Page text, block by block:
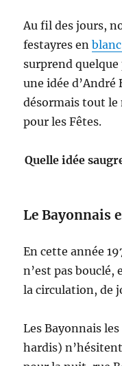
Au fil des jours,
festayres en
surprend quelque
une idée
désormais tout le
pour les Fêtes.
Quelle idée
Le Bayonnais
En cette année
n’est pas bouclé,
la circulation, de
Les Bayonnais
hardis)